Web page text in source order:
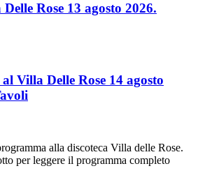
Rose 13 agosto 2026.
Villa Delle Rose 14 agosto
alla discoteca Villa delle Rose.
per leggere il programma completo